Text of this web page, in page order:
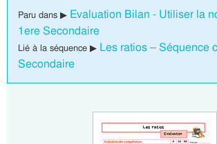
Paru dans ▶ Evaluation Bilan - Utiliser la
1ere Secondaire
Lié à la séquence ▶ Les ratios – Séquence
Secondaire